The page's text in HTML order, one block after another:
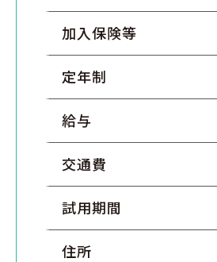
加入保険等
定年制
給与
交通費
試用期間
住所